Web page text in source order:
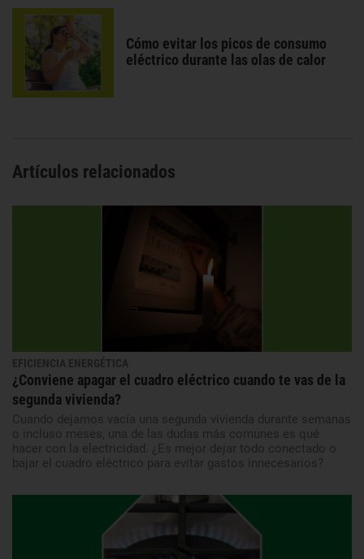
Cómo evitar los picos de consumo
eléctrico durante las olas de calor
Artículos relacionados
EFICIENCIA ENERGÉTICA
¿Conviene apagar el cuadro eléctrico cuando te vas de la
segunda vivienda?
Cuando dejamos vacía una segunda vivienda durante semanas
o incluso meses, una de las dudas más comunes es qué
hacer con la electricidad. ¿Es mejor dejar todo conectado o
bajar el cuadro eléctrico para evitar gastos innecesarios?